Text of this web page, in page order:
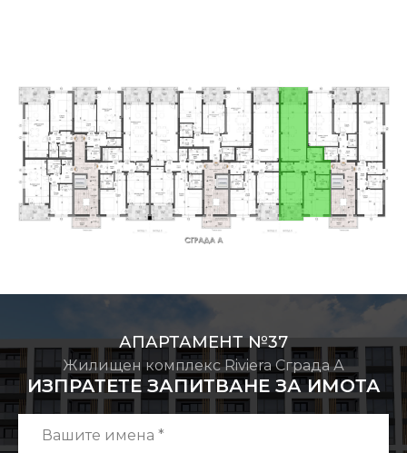
АПАРТАМЕНТ №37
Жилищен комплекс Riviera Сграда А
ИЗПРАТЕТЕ ЗАПИТВАНЕ ЗА ИМОТА